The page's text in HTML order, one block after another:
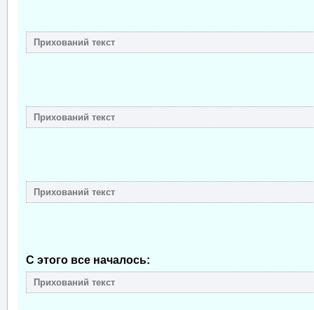
С этого все началось: